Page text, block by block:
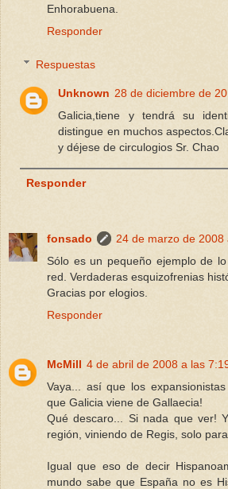
Enhorabuena.
Responder
Respuestas
Unknown 28 de diciembre de
Galicia,tiene y tendrá su
distingue en muchos
y déjese de circulogios Sr. Chao
Responder
fonsado
24 de marzo de 2008
Sólo es un pequeño ejemplo de
red. Verdaderas esquizofrenias
Gracias por elogios.
Responder
McMill 4 de abril de 2008 a las
Vaya... así que los
que Galicia viene de Gallaecia!
Qué descaro... Si nada que ver!
región, viniendo de Regis, solo
Igual que eso de decir
mundo sabe que España no es